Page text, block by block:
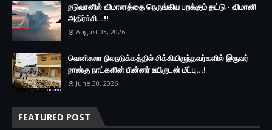
நடுவானில் விமானத்தை நெருங்கிய பறக்கும் தட்டு - விமானி
அதிர்ச்சி...!!
August 03, 2026
வெனிசுலா நிலநடுக்கத்தில் சிக்கியிருந்தவர்களில் இருவர்
நான்கு நாட்களின் பின்னர் உயிருடன் மீட்பு...!
June 30, 2026
FEATURED POST